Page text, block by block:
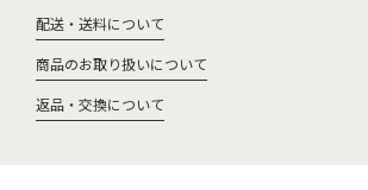
配送・送料について
商品のお取り扱いについて
返品・交換について